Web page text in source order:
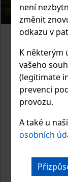
není
změnit
odkazu v
K některým
vašeho
(legitimate
prevenci
provozu.
A také u
osobních
TIPY NA
Hledáte dárek
sami? Dal jsem
dávají smysl –
fotografové
pěkné vánoční
ČIST